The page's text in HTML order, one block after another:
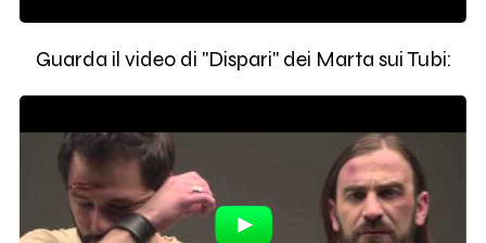
Guarda il video di "Dispari" dei Marta sui Tubi: